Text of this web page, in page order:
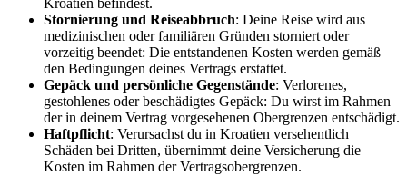
Kroatien befindest.
Stornierung und Reiseabbruch: Deine Reise wird aus
medizinischen oder familiären Gründen storniert oder
vorzeitig beendet: Die entstandenen Kosten werden gemäß
den Bedingungen deines Vertrags erstattet.
Gepäck und persönliche Gegenstände: Verlorenes,
gestohlenes oder beschädigtes Gepäck: Du wirst im Rahmen
der in deinem Vertrag vorgesehenen Obergrenzen entschädigt.
Haftpflicht: Verursachst du in Kroatien versehentlich
Schäden bei Dritten, übernimmt deine Versicherung die
Kosten im Rahmen der Vertragsobergrenzen.